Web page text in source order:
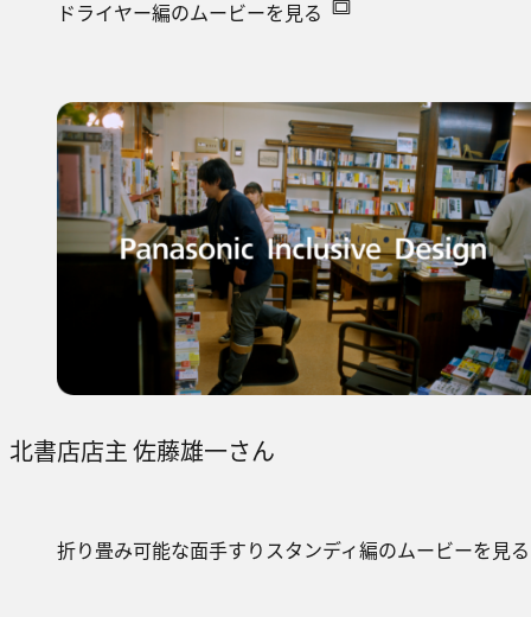
ドライヤー編のムービーを見る
北書店店主 佐藤雄一さん
折り畳み可能な面手すりスタンディ編のムービーを見る